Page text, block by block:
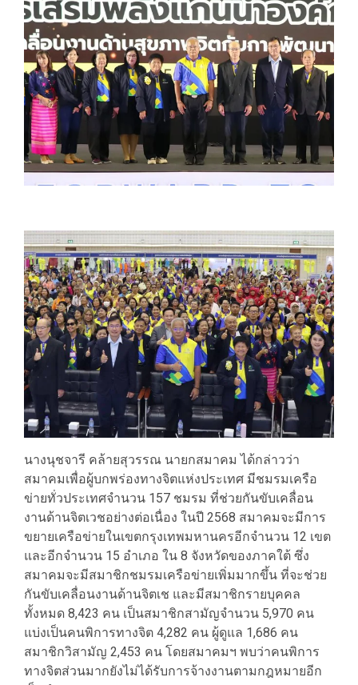
นางนุชจารี คล้ายสุวรรณ นายกสมาคม ได้กล่าวว่า
สมาคมเพื่อผู้บกพร่องทางจิตแห่งประเทศ มีชมรมเครือ
ข่ายทั่วประเทศจำนวน 157 ชมรม ที่ช่วยกันขับเคลื่อน
งานด้านจิตเวชอย่างต่อเนื่อง ในปี 2568 สมาคมจะมีการ
ขยายเครือข่ายในเขตกรุงเทพมหานครอีกจำนวน 12 เขต
และอีกจำนวน 15 อำเภอ ใน 8 จังหวัดของภาคใต้ ซึ่ง
สมาคมจะมีสมาชิกชมรมเครือข่ายเพิ่มมากขึ้น ที่จะช่วย
กันขับเคลื่อนงานด้านจิตเช และมีสมาชิกรายบุคคล
ทั้งหมด 8,423 คน เป็นสมาชิกสามัญจำนวน 5,970 คน
แบ่งเป็นคนพิการทางจิต 4,282 คน ผู้ดูแล 1,686 คน
สมาชิกวิสามัญ 2,453 คน โดยสมาคมฯ พบว่าคนพิการ
ทางจิตส่วนมากยังไม่ได้รับการจ้างงานตามกฎหมายอีก